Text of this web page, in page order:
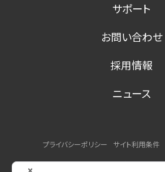
サポート
お問い合わせ
採用情報
ニュース
プライバシーポリシー サイト利用条件
MSDSの提供について